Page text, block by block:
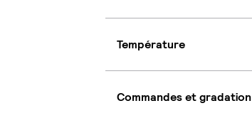
Température
Commandes et gradation